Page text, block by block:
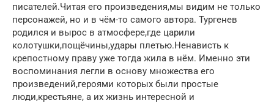
писателей.Читая его произведения,мы видим не только
персонажей, но и в чём-то самого автора. Тургенев
родился и вырос в атмосфере,где царили
колотушки,пощёчины,удары плетью.Ненависть к
крепостному праву уже тогда жила в нём. Именно эти
воспоминания легли в основу множества его
произведений,героями которых были простые
люди,крестьяне, а их жизнь интересной и